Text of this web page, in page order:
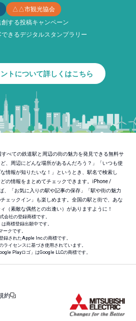
△△市観光協会
する投稿キャンペーン
きるデジタルスタンプラリー
トについて詳しくはこちら
べての鉄道駅と周辺の街の魅力を発見できる無料サ
、周辺にどんな場所があるんだろう？」「いつも使
情報が知りたいな！」というとき、駅名で検索し
の情報をまとめてチェックできます。iPhone /
、「お気に入りの駅や記事の保存」「駅や街の魅力
ェックイン」も楽しめます。全国の駅と街で、あな
（素敵な偶然との出逢い）がありますように！
会社の登録商標です。
商標登録出願中です。
ークです。
録されたApple Inc.の商標です。
ライセンスに基づき使用されています。
Playロゴ」はGoogle LLCの商標です。
約